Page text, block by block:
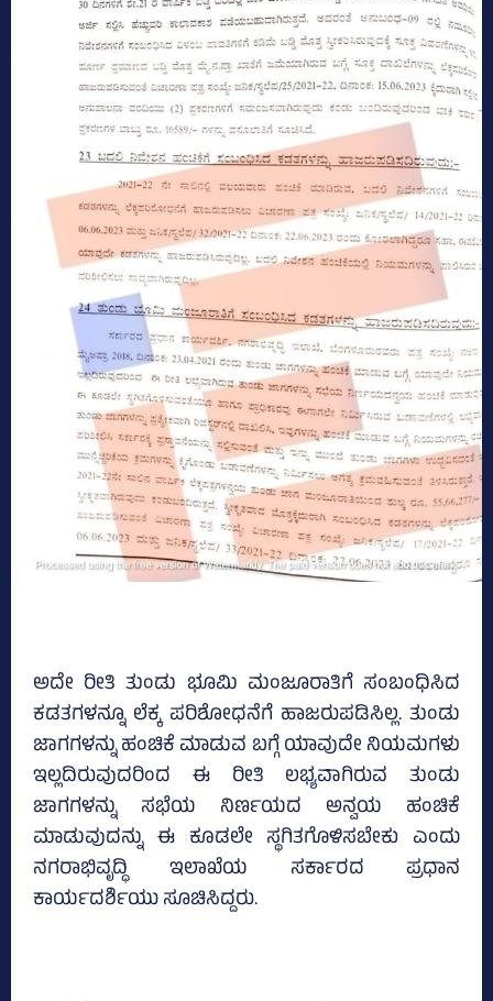
ಅದೇ ರೀತಿ ತುಂಡು ಭೂಮಿ ಮಂಜೂರಾತಿಗೆ ಸಂಬಂಧಿಸಿದ
ಕಡತಗಳನ್ನೂ ಲೆಕ್ಕ ಪರಿಶೋಧನೆಗೆ ಹಾಜರುಪಡಿಸಿಲ್ಲ. ತುಂಡು
ಜಾಗಗಳನ್ನು ಹಂಚಿಕೆ ಮಾಡುವ ಬಗ್ಗೆ ಯಾವುದೇ ನಿಯಮಗಳು
ಇಲ್ಲದಿರುವುದರಿಂದ ಈ ರೀತಿ ಲಭ್ಯವಾಗಿರುವ ತುಂಡು
ಜಾಗಗಳನ್ನು ಸಭೆಯ ನಿರ್ಣಯದ ಅನ್ವಯ ಹಂಚಿಕೆ
ಮಾಡುವುದನ್ನು ಈ ಕೂಡಲೇ ಸ್ಥಗಿತಗೊಳಿಸಬೇಕು ಎಂದು
ನಗರಾಭಿವೃದ್ಧಿ ಇಲಾಖೆಯ ಸರ್ಕಾರದ ಪ್ರಧಾನ
ಕಾರ್ಯದರ್ಶಿಯು ಸೂಚಿಸಿದ್ದರು.